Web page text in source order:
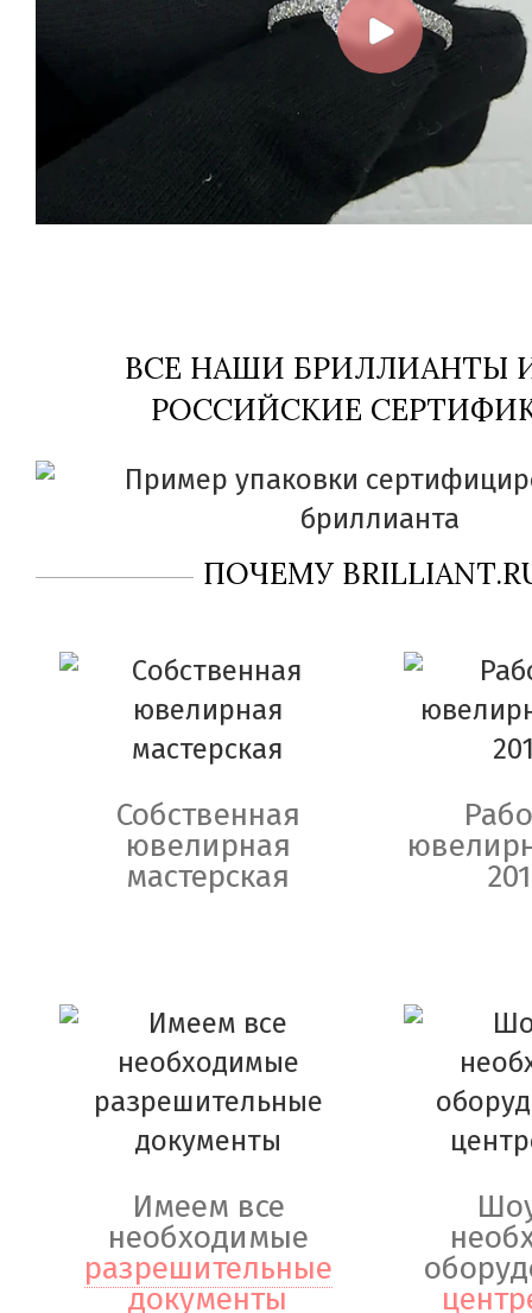
ВСЕ НАШИ БРИЛЛИАНТЫ
РОССИЙСКИЕ
ПОЧЕМУ
Собственная
ювелирная
мастерская
Имеем все
необходимые
разрешительные
документы